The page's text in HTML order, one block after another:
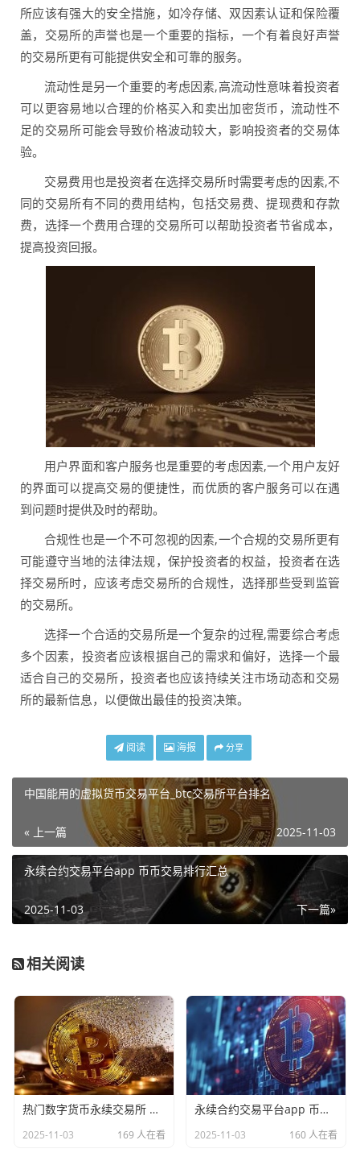
所应该有强大的安全措施，如冷存储、双因素认证和保险覆
盖，交易所的声誉也是一个重要的指标，一个有着良好声誉
的交易所更有可能提供安全和可靠的服务。
流动性是另一个重要的考虑因素,高流动性意味着投资者
可以更容易地以合理的价格买入和卖出加密货币，流动性不
足的交易所可能会导致价格波动较大，影响投资者的交易体
验。
交易费用也是投资者在选择交易所时需要考虑的因素,不
同的交易所有不同的费用结构，包括交易费、提现费和存款
费，选择一个费用合理的交易所可以帮助投资者节省成本，
提高投资回报。
用户界面和客户服务也是重要的考虑因素,一个用户友好
的界面可以提高交易的便捷性，而优质的客户服务可以在遇
到问题时提供及时的帮助。
合规性也是一个不可忽视的因素,一个合规的交易所更有
可能遵守当地的法律法规，保护投资者的权益，投资者在选
择交易所时，应该考虑交易所的合规性，选择那些受到监管
的交易所。
选择一个合适的交易所是一个复杂的过程,需要综合考虑
多个因素，投资者应该根据自己的需求和偏好，选择一个最
适合自己的交易所，投资者也应该持续关注市场动态和交易
所的最新信息，以便做出最佳的投资决策。
阅读 海报 分享
中国能用的虚拟货币交易平台_btc交易所平台排名
« 上一篇 2025-11-03
永续合约交易平台app 币币交易排行汇总
下一篇»
2025-11-03
相关阅读
热门数字货币永续交易所 数字货币永续交易平台排行
2025-11-03 169 人在看
永续合约交易平台app 币币交易排行汇总
2025-11-03 160 人在看